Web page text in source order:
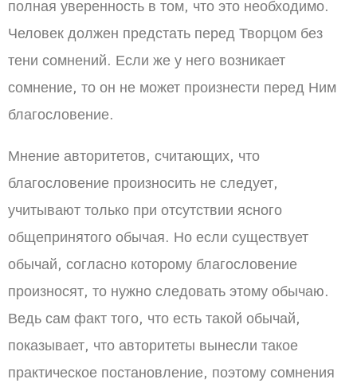
полная уверенность в том, что это необходимо.
Человек должен предстать перед Творцом без
тени сомнений. Если же у него возникает
сомнение, то он не может произнести перед Ним
благословение.
Мнение авторитетов, считающих, что
благословение произносить не следует,
учитывают только при отсутствии ясного
общепринятого обычая. Но если существует
обычай, согласно которому благословение
произносят, то нужно следовать этому обычаю.
Ведь сам факт того, что есть такой обычай,
показывает, что авторитеты вынесли такое
практическое постановление, поэтому сомнения